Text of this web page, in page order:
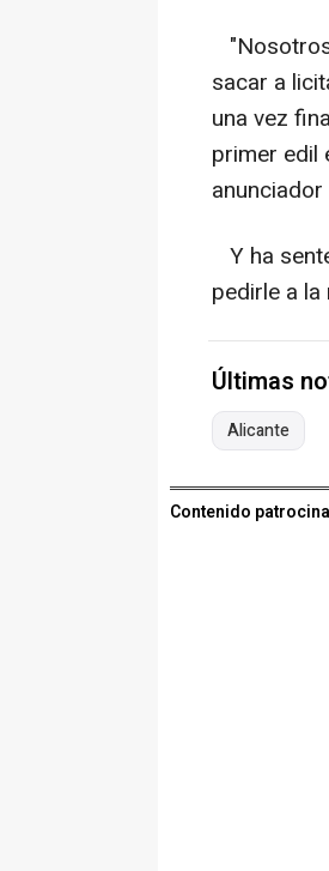
sacar a
una vez
primer edil
Y ha
pedirle a
Últimas
Alicante
Contenido